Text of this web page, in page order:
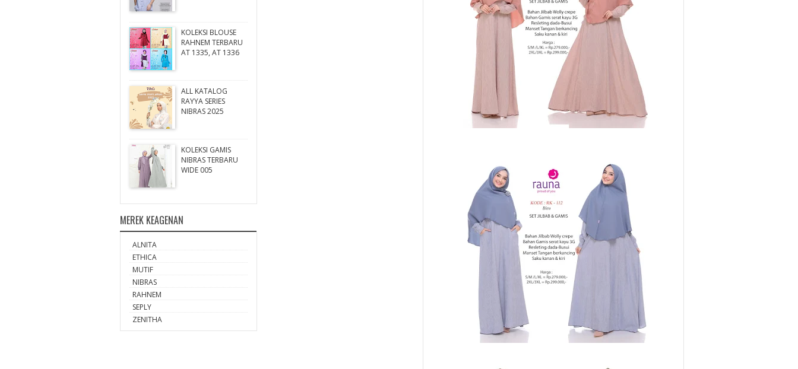
KOLEKSI BLOUSE
RAHNEM TERBARU
AT 1335, AT 1336
ALL KATALOG
RAYYA SERIES
NIBRAS 2025
KOLEKSI GAMIS
NIBRAS TERBARU
WIDE 005
MEREK KEAGENAN
ALNITA
ETHICA
MUTIF
NIBRAS
RAHNEM
SEPLY
ZENITHA